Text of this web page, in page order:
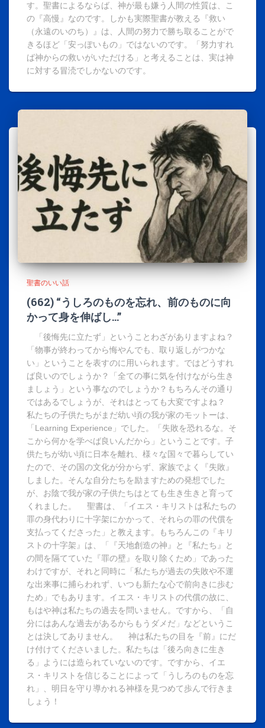
す。聖書によるならば、神が最も嫌う人間の性質は、こ
の『高慢』なのです。しかも実際聖書が教える『救い
（永遠のいのち）』は、人間の努力で勝ち取ることがで
きるほど「安っぽいもの」ではないのです。「努力すれ
ば神からの救いがいただける」と考えることは、実は神
に対する冒涜でしかないのです。
聖書のいい話
(662) “うしろのものを忘れ、前のものに向
かって身を伸ばし…”
「後悔先に立たず」ということわざがありますよね？
「物事が終わってから悔やんでも、取り返しがつかな
い」ということを表すのに用いられます。ではどうすれ
ば良いのでしょうか？「全ての事に気を付けながら生き
ましょう」という事なのでしょうか？もちろんその通り
ではあるでしょうが、それはとっても大変ですよね？
私たちの子供たちがまだ幼い頃の我が家のモットーは、
「Learning Experience」でした。「失敗を恐れるな。そ
こから何かを学べば良いんだから」ということです。子
供たちが幼い頃に日本を離れ、様々な国々で暮らしてい
たので、その国の文化が分からず、家族でよく『失敗』
しました。そんな自分たちを励ますための発想でした
が、お陰で我が家の子供たちはとても生き生きと育って
くれました。 聖書は、「イエス・キリストは私たちの
罪の身代わりに十字架にかかって、それらの罪の代償を
支払ってくださった」と教えます。もちろんこの『キリ
ストの十字架』は、「『天地創造の神』と『私たち』と
の間を隔てていた『罪の壁』を取り除くため」であった
わけですが、それと同時に「私たちが過去の失敗や不運
な出来事に捕らわれず、いつも新たな心で前向きに歩む
ため」でもあります。イエス・キリストの代償の故に、
もはや神は私たちの過去を問いません。ですから、「自
分にはあんな過去があるからもうダメだ」などというこ
とは決してありません。 神は私たちの目を『前』にだ
け付けてくださいました。私たちは「後ろ向きに生き
る」ようには造られていないのです。ですから、イエ
ス・キリストを信じることによって「うしろのものを忘
れ」、明日を守り導かれる神様を見つめて歩んで行きま
しょう！